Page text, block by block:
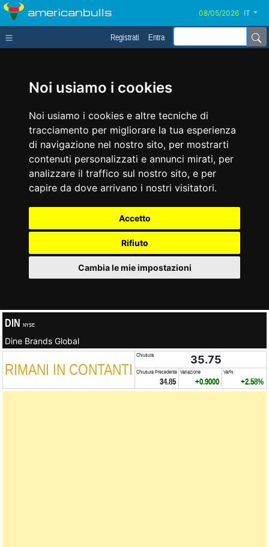
Noi usiamo i cookies
Noi usiamo i cookies e altre tecniche di
tracciamento per migliorare la tua esperienza
di navigazione nel nostro sito, per mostrarti
contenuti personalizzati e annunci mirati, per
analizzare il traffico sul nostro sito, e per
capire da dove arrivano i nostri visitatori.
Accetto
Rifiuto
Cambia le mie impostazioni
americanbulls IT
Registrati Entra
DIN NYSE
Dine Brands Global
RIMANI IN CONTANTI
Chiusura 35.75
Chiusura Precedente
34.85
Variazione
+0.9000
Var%
+2.58%